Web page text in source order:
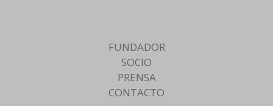
FUNDADOR
SOCIO
PRENSA
CONTACTO